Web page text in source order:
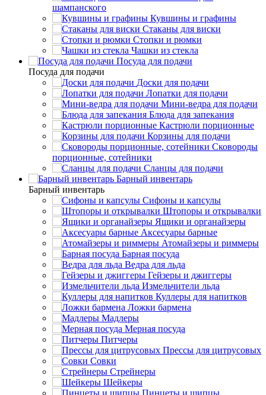
шампанского
Кувшины и графины
Стаканы для виски
Стопки и рюмки
Чашки из стекла
Посуда для подачи
Посуда для подачи
Доски для подачи
Лопатки для подачи
Мини-ведра для подачи
Блюда для запекания
Кастрюли порционные
Корзины для подачи
Сковороды
порционные, сотейники
Сланцы для подачи
Барный инвентарь
Барный инвентарь
Сифоны и капсулы
Штопоры и открывалки
Ящики и органайзеры
Аксесуары барные
Атомайзеры и риммеры
Барная посуда
Ведра для льда
Гейзеры и джиггеры
Измельчители льда
Куллеры для напитков
Ложки бармена
Мадлеры
Мерная посуда
Питчеры
Прессы для цитрусовых
Совки
Стрейнеры
Шейкеры
Пинцеты и щипцы